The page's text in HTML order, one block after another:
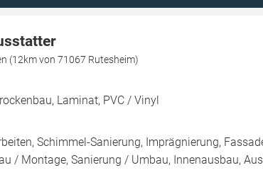
(12km von 71067 Rutesheim)
Laminat, PVC / Vinyl
Schimmel-Sanierung, Imprägnierung,
/ Montage, Sanierung / Umbau, Innenausbau,